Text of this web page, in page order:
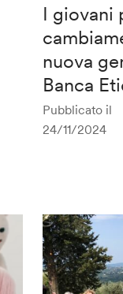
I giovani
nuova
Banca
Pubblicato il
24/11/2024